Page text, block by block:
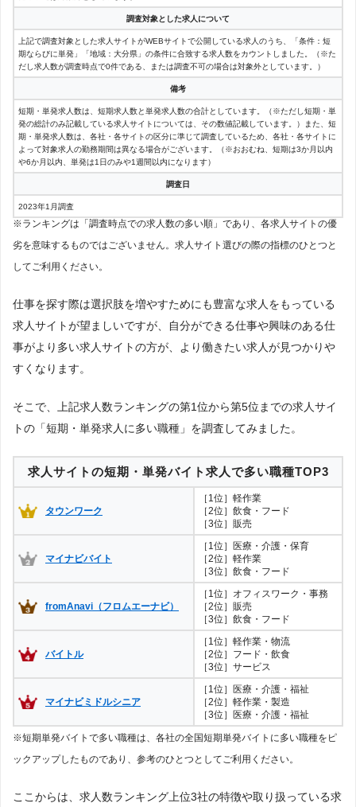
12 クリエイトバイト 11件
15 塾講師ナビ 1件
調査対象とした求人について
上記で調査対象とした求人サイトがWEBサイトで公開している求人のうち、「条件：短
期ならびに単発」「地域：大分県」の条件に合致する求人数をカウントしました。（※た
だし求人数が調査時点で0件である、または調査不可の場合は対象外としています。）
備考
短期・単発求人数は、短期求人数と単発求人数の合計としています。（※ただし短期・単
発の総計のみ記載している求人サイトについては、その数値記載しています。）また、短
期・単発求人数は、各社・各サイトの区分に準じて調査しているため、各社・各サイトに
よって対象求人の勤務期間は異なる場合がございます。（※おおむね、短期は3か月以内
や6か月以内、単発は1日のみや1週間以内になります）
調査日
2023年1月調査
※ランキングは「調査時点での求人数の多い順」であり、各求人サイトの優
劣を意味するものではございません。求人サイト選びの際の指標のひとつと
してご利用ください。
仕事を探す際は選択肢を増やすためにも豊富な求人をもっている
求人サイトが望ましいですが、自分ができる仕事や興味のある仕
事がより多い求人サイトの方が、より働きたい求人が見つかりや
すくなります。
そこで、上記求人数ランキングの第1位から第5位までの求人サイ
トの「短期・単発求人に多い職種」を調査してみました。
求人サイトの短期・単発バイト求人で多い職種TOP3
タウンワーク
［1位］軽作業
［2位］飲食・フード
［3位］販売
マイナビバイト
［1位］医療・介護・保育
［2位］軽作業
［3位］飲食・フード
fromAnavi（フロムエーナビ）
［1位］オフィスワーク・事務
［2位］販売
［3位］飲食・フード
バイトル
［1位］軽作業・物流
［2位］フード・飲食
［3位］サービス
マイナビミドルシニア
［1位］医療・介護・福祉
［2位］軽作業・製造
［3位］医療・介護・福祉
※短期単発バイトで多い職種は、各社の全国短期単発バイトに多い職種をピ
ックアップしたものであり、参考のひとつとしてご利用ください。
ここからは、求人数ランキング上位3社の特徴や取り扱っている求